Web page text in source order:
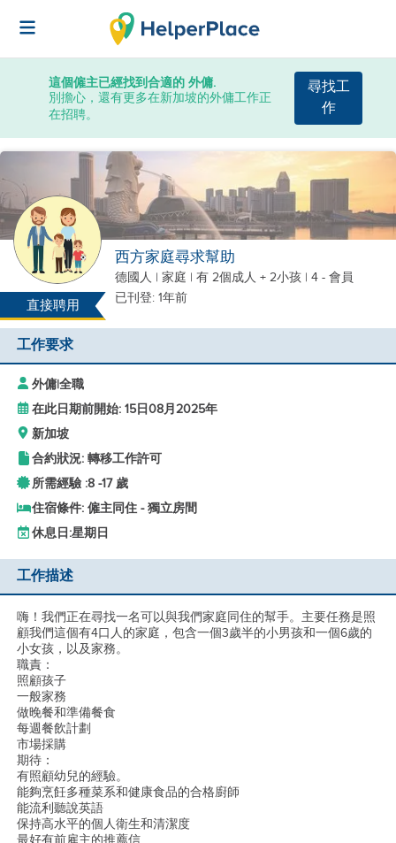
這個僱主已經找到合適的 外傭.
別擔心，還有更多在新加坡的外傭工作正
在招聘。
尋找工
作
直接聘用
西方家庭尋求幫助
德國人 | 家庭 | 有 2個成人 + 2小孩 | 4 - 會員
已刊登: 1年前
工作要求
外傭|全職
在此日期前開始: 15日08月2025年
新加坡
合約狀況: 轉移工作許可
所需經驗 :8 -17 歲
住宿條件: 僱主同住 - 獨立房間
休息日:星期日
工作描述
嗨！我們正在尋找一名可以與我們家庭同住的幫手。主要任務是照
顧我們這個有4口人的家庭，包含一個3歲半的小男孩和一個6歲的
小女孩，以及家務。
職責：
照顧孩子
一般家務
做晚餐和準備餐食
每週餐飲計劃
市場採購
期待：
有照顧幼兒的經驗。
能夠烹飪多種菜系和健康食品的合格廚師
能流利聽說英語
保持高水平的個人衛生和清潔度
最好有前雇主的推薦信